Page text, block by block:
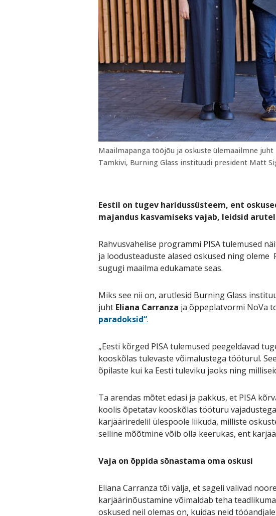
Maailmapanga tööjõu ja oskuste ülemaailmne
Tamkivi, Burning Glass instituudi president Matt
Eestil on tugev haridussüsteem, ent
majandus kasvamiseks vajab, leidsid
Rahvusvahelise programmi PISA tulemused
ja loodusteaduste alased oskused ning oleme
sugugi maailma edukamate seas.
Miks see nii on, arutlesid Burning Glass
juht Eliana Carranza ja õppeplatvormi NoVa
paradoksid“.
„Eesti kõrged PISA tulemused peegeldavad
kooskõlas tulevaste võimalustega tööturul.
õpilaste kui ka Eesti tuleviku jaoks ning
Ta arendas mõtet edasi ja pakkus, et PISA
koolis õpetatav kooskõlas tööturu
karjääriredelil ülespoole liikuda, milliste
selline mõõtmine võib olla keerukas, ent
Vaja on õppida sõnastama oma oskusi
Eliana Carranza tõi välja, et sageli valivad
karjäärinõustamine võimaldab teha
oskused neil olemas on, kuidas neid